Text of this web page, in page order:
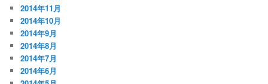
2014年11月
2014年10月
2014年9月
2014年8月
2014年7月
2014年6月